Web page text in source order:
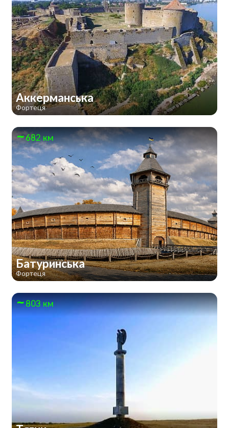
Аккерманська
Фортеця
682 км
Батуринська
Фортеця
803 км